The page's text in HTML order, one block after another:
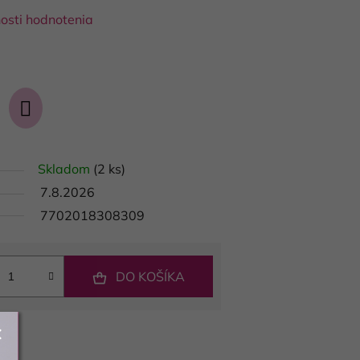
hodnotenia
Skladom (2 ks)
7.8.2026
7702018308309
DO KOŠÍKA